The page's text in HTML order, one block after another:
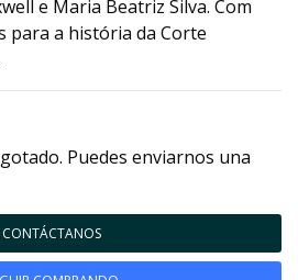
e Maria Beatriz Silva. Com
para a história da Corte
Puedes enviarnos una
CONTÁCTANOS